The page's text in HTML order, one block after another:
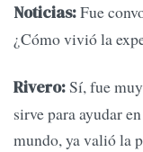
Noticias:Fue
¿Cómo vivió la
Rivero:Sí, fue
sirve para ayudar
mundo, ya valió la